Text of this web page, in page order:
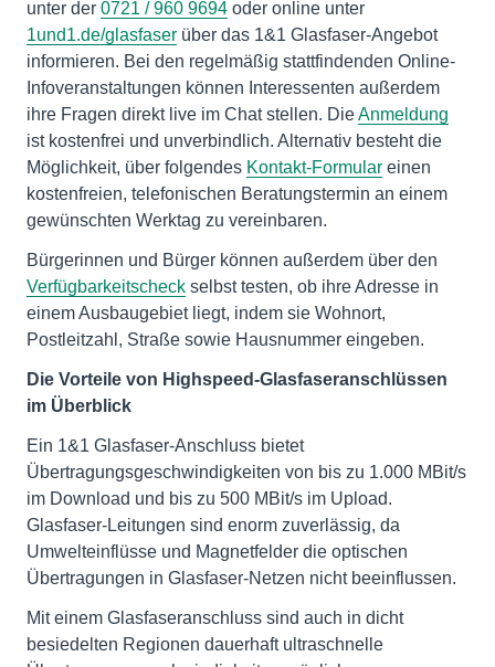
unter der 0721 / 960 9694 oder online unter
1und1.de/glasfaser über das 1&1 Glasfaser-Angebot
informieren. Bei den regelmäßig stattfindenden Online-
Infoveranstaltungen können Interessenten außerdem
ihre Fragen direkt live im Chat stellen. DieAnmeldung
ist kostenfrei und unverbindlich. Alternativ besteht die
Möglichkeit, über folgendes Kontakt-Formular einen
kostenfreien, telefonischen Beratungstermin an einem
gewünschten Werktag zu vereinbaren.
Bürgerinnen und Bürger können außerdem über den
Verfügbarkeitscheck selbst testen, ob ihre Adresse in
einem Ausbaugebiet liegt, indem sie Wohnort,
Postleitzahl, Straße sowie Hausnummer eingeben.
Die Vorteile von Highspeed-Glasfaseranschlüssen
im Überblick
Ein 1&1 Glasfaser-Anschluss bietet
Übertragungsgeschwindigkeiten von bis zu 1.000 MBit/s
im Download und bis zu 500 MBit/s im Upload.
Glasfaser-Leitungen sind enorm zuverlässig, da
Umwelteinflüsse und Magnetfelder die optischen
Übertragungen in Glasfaser-Netzen nicht beeinflussen.
Mit einem Glasfaseranschluss sind auch in dicht
besiedelten Regionen dauerhaft ultraschnelle